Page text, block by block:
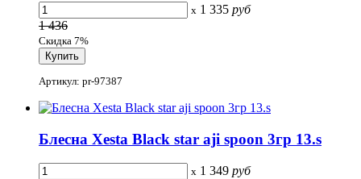
x 1 335 руб
1 436
Скидка 7%
Артикул: pr-97387
Блесна Xesta Black star aji spoon 3гр 13.s
x 1 349 руб